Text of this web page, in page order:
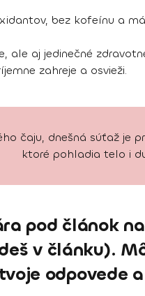
bez kofeínu a
ale aj jedinečné
zahreje a osvieži.
čaju, dnešná súťaž je
ktoré pohladia telo i
pod článok
v článku).
odpovede